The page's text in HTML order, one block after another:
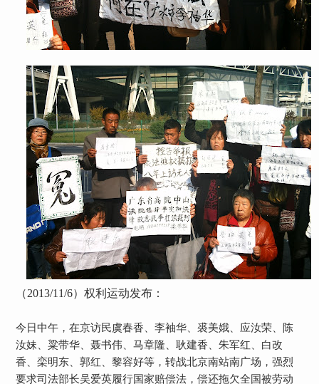
（2013/11/6）权利运动发布：
今日中午，在京访民虞春香、李袖华、裘美娥、应汝荣、陈
汝妹、粱带华、聂书伟、马章隆、耿建香、朱军红、白改
香、栾明东、郭红、黎容好等，转战北京南站南广场，强烈
要求司法部长吴爱英履行国家赔偿法，偿还拖欠全国被劳动